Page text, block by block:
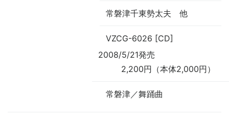
常磐津千東勢太夫 他
VZCG-6026 [CD]
2008/5/21発売
2,200円（本体2,000円）
常磐津／舞踊曲